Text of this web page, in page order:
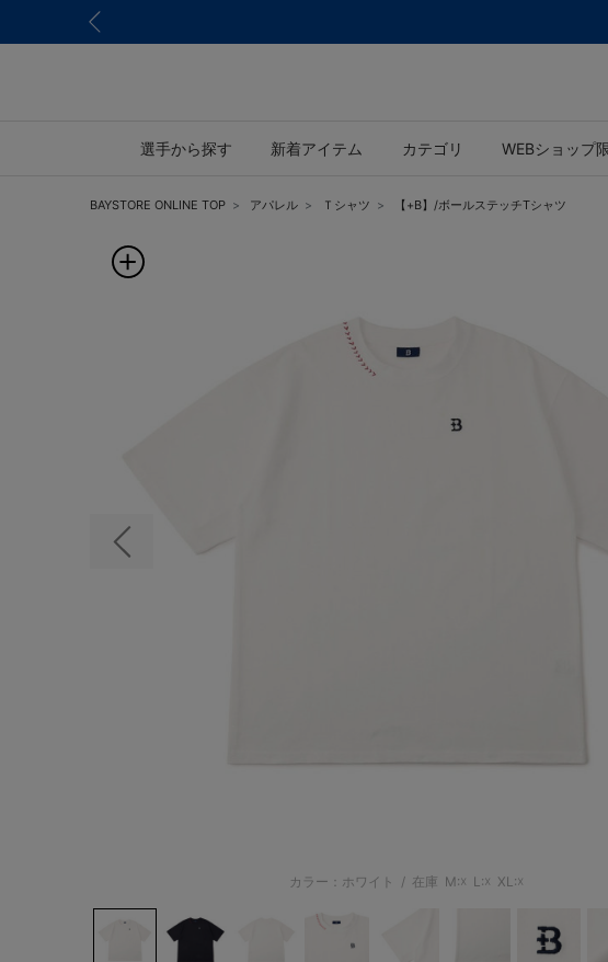
選手から探す 新着アイテム カテゴリ WEBショップ
BAYSTORE ONLINE TOP アパレル Ｔシャツ 【+B】/ボールステッチTシャツ
前の画像
カラー：ホワイト / 在庫 M:☓ L:☓ XL:☓